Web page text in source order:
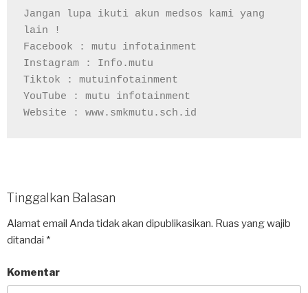
Jangan lupa ikuti akun medsos kami yang
lain !
Facebook : mutu infotainment
Instagram : Info.mutu
Tiktok : mutuinfotainment
YouTube : mutu infotainment
Website : www.smkmutu.sch.id
Tinggalkan Balasan
Alamat email Anda tidak akan dipublikasikan. Ruas yang wajib
ditandai *
Komentar